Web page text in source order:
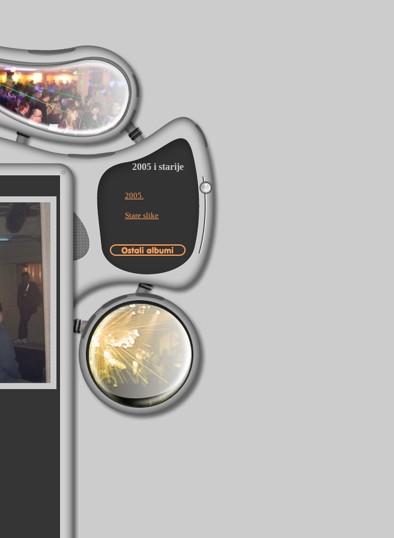
2005 i starije
2005.
Stare slike